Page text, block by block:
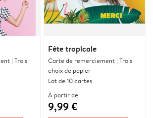
| Trois
Fête tropicale
Carte de remerciement | Trois
choix de papier
Lot de 10 cartes
À partir de
9,99 €